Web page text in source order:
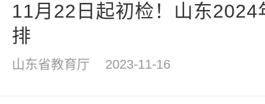
11月22日起初检！山东2024
排
山东省教育厅 2023-11-16